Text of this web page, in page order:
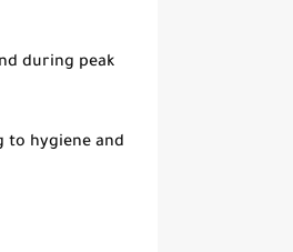
during peak
to hygiene and